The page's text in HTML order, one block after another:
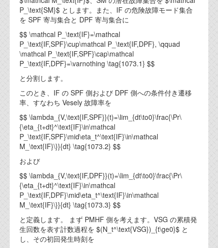
P_\text{SM}$ とします。また、IF の危険故障モード集合
を SPF 寄与集合と DPF 寄与集合に
$$ \mathcal P_\text{IF}=\mathcal
P_\text{IF,SPF}\cup\mathcal P_\text{IF,DPF}, \qquad
\mathcal P_\text{IF,SPF}\cap\mathcal
P_\text{IF,DPF}=\varnothing \tag{1073.1} $$
と分割します。
このとき、IF の SPF 側および DPF 側への条件付き遷移
率、すなわち Vesely 故障率を
$$ \lambda_{V,\text{IF,SPF}}(t)=\lim_{dt\to0}\frac{\Pr\
{\eta_{t+dt}^\text{IF}\in\mathcal
P_\text{IF,SPF}\mid\eta_t^\text{IF}\in\mathcal
M_\text{IF}\}}{dt} \tag{1073.2} $$
および
$$ \lambda_{V,\text{IF,DPF}}(t)=\lim_{dt\to0}\frac{\Pr\
{\eta_{t+dt}^\text{IF}\in\mathcal
P_\text{IF,DPF}\mid\eta_t^\text{IF}\in\mathcal
M_\text{IF}\}}{dt} \tag{1073.3} $$
と定義します。 まず PMHF 側を考えます。VSG の累積発
生回数を表す計数過程を $(N_t^\text{VSG})_{t\ge0}$ と
し、その初回発生時刻を